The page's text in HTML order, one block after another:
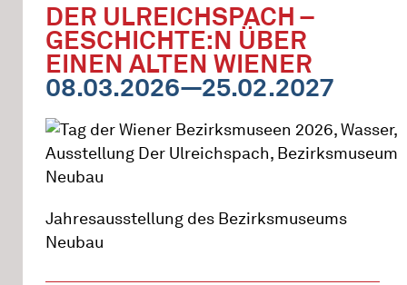
DER ULREICHSPACH –
GESCHICHTE:N ÜBER
EINEN ALTEN WIENER
08.03.2026—25.02.2027
Jahresausstellung des Bezirksmuseums
Neubau